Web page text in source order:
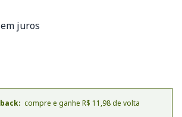
juros
compre e ganhe R$ 11,98 de volta